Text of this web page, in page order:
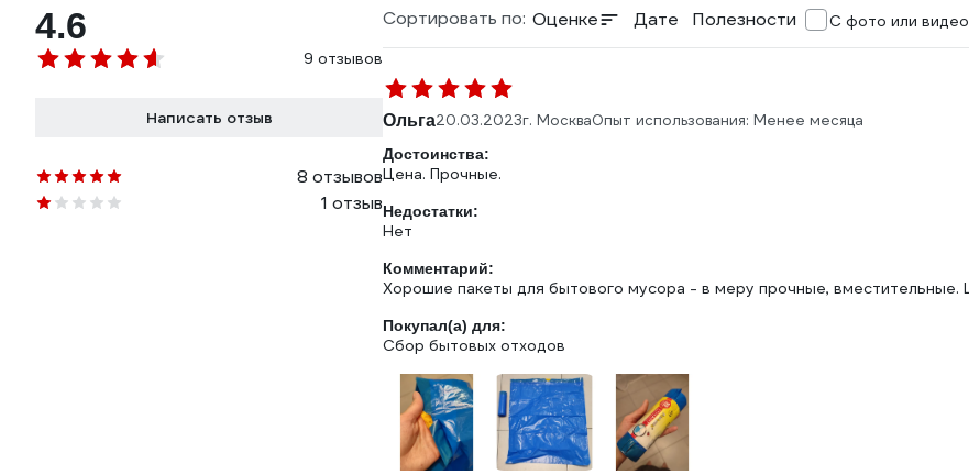
4.6
9 отзывов
Написать отзыв
8 отзывов
1 отзыв
Сортировать по: Оценке Дате Полезности С фото или видео
Ольга20.03.2023г. МоскваОпыт использования: Менее месяца
Достоинства:
Цена. Прочные.
Недостатки:
Нет
Комментарий:
Покупал(а) для:
Сбор бытовых отходов